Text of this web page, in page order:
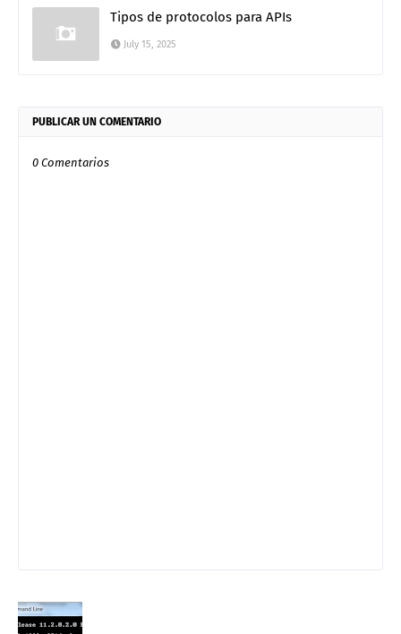
Tipos de protocolos para APIs
July 15, 2025
PUBLICAR UN COMENTARIO
0 Comentarios